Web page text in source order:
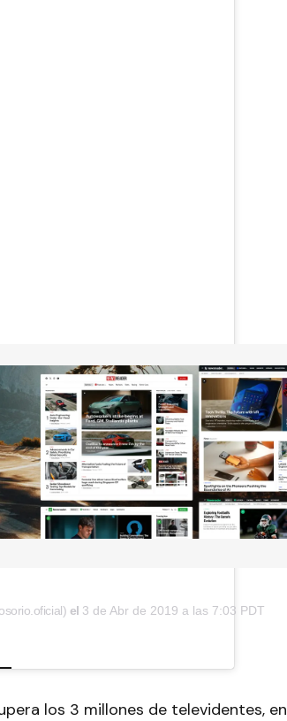
el 3 de Abr de 2019 a las 7:03 PDT
los 3 millones de televidentes, en